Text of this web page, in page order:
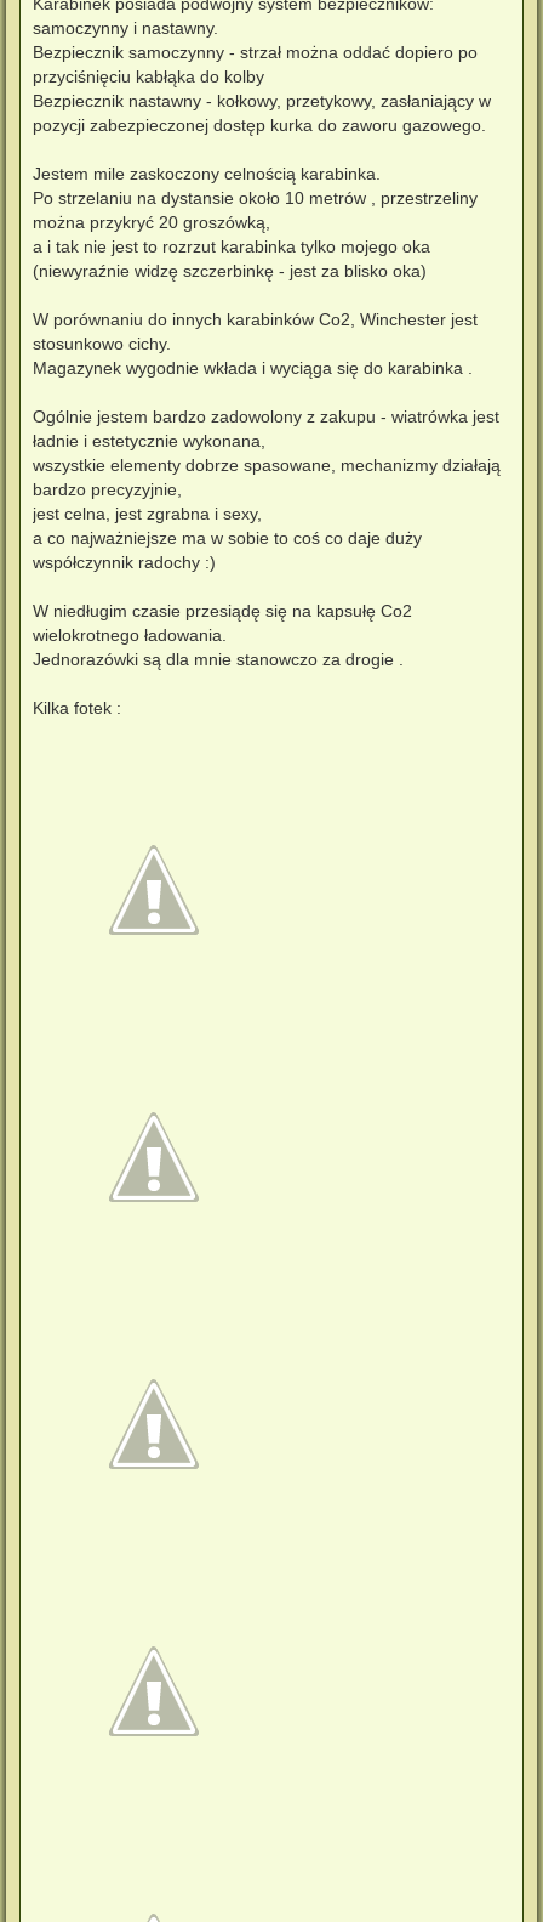
Karabinek posiada podwójny system bezpieczników:
samoczynny i nastawny.
Bezpiecznik samoczynny - strzał można oddać dopiero po
przyciśnięciu kabłąka do kolby
Bezpiecznik nastawny - kołkowy, przetykowy, zasłaniający w
pozycji zabezpieczonej dostęp kurka do zaworu gazowego.
Jestem mile zaskoczony celnością karabinka.
Po strzelaniu na dystansie około 10 metrów , przestrzeliny
można przykryć 20 groszówką,
a i tak nie jest to rozrzut karabinka tylko mojego oka
(niewyraźnie widzę szczerbinkę - jest za blisko oka)
W porównaniu do innych karabinków Co2, Winchester jest
stosunkowo cichy.
Magazynek wygodnie wkłada i wyciąga się do karabinka .
Ogólnie jestem bardzo zadowolony z zakupu - wiatrówka jest
ładnie i estetycznie wykonana,
wszystkie elementy dobrze spasowane, mechanizmy działają
bardzo precyzyjnie,
jest celna, jest zgrabna i sexy,
a co najważniejsze ma w sobie to coś co daje duży
współczynnik radochy :)
W niedługim czasie przesiądę się na kapsułę Co2
wielokrotnego ładowania.
Jednorazówki są dla mnie stanowczo za drogie .
Kilka fotek :